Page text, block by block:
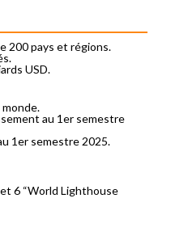
200 pays et régions.
USD.
au 1er semestre
1er semestre 2025.
6 “World Lighthouse